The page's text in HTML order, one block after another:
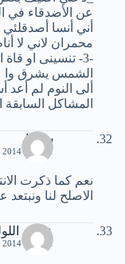
عن الأضدقاء في
محمران لاني لا
-3- تنسينى او
الشمس يشرق وا
ألى النوم لم
المشاكل
سوما
11 يناير، 2014 | 8:37 ص
نعم كما ذكرت
الاصلح لنا
عصام
11 يناير، 2014 | 8:59 م